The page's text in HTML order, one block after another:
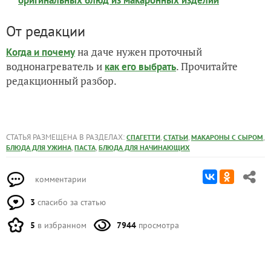
От редакции
Когда и почемуна даче нужен проточный
воднонагреватель и как его выбрать. Прочитайте
редакционный разбор.
СТАТЬЯ РАЗМЕЩЕНА В РАЗДЕЛАХ: СПАГЕТТИ, СТАТЬИ, МАКАРОНЫ С СЫРОМ,
БЛЮДА ДЛЯ УЖИНА, ПАСТА, БЛЮДА ДЛЯ НАЧИНАЮЩИХ
комментарии
3 спасибо за статью
5 в избранном 7944 просмотра